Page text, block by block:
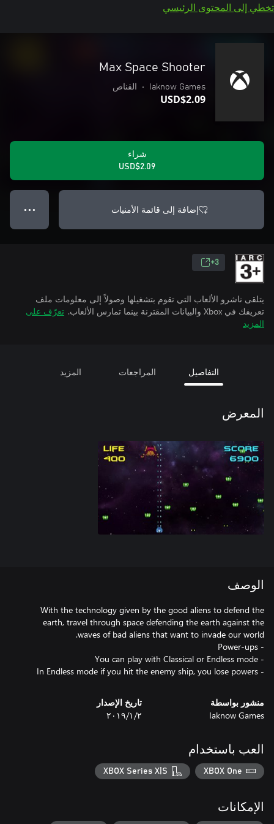
تخطي إلى المحتوى الرئيسي
Max Space Shooter
Iaknow Games
• القناص
USD$2.09
شراء
USD$2.09
إضافة إلى قائمة الأمنيات ● ● ●
3+
يتلقى ناشرو الألعاب التي تقوم بتشغيلها وصولاً إلى معلومات ملف
تعريفك في Xbox والبيانات المقترنة بينما تمارس الألعاب.
تعرّف على
المزيد
التفاصيل المراجعات المزيد
المعرض
الوصف
With the technology given by the good aliens to defend the
earth, travel through space defending the earth against the
- In Endless mode if you hit the enemy ship, you lose powers
منشور بواسطة
Iaknow Games
تاريخ الإصدار
٢‏/١‏/٢٠١٩
العب باستخدام
XBOX One
XBOX Series X|S
الإمكانات